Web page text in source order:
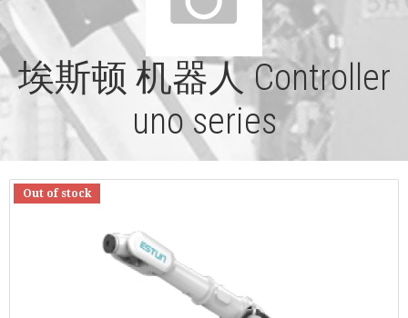
埃斯顿 机器人 Controller
uno series
Out of stock